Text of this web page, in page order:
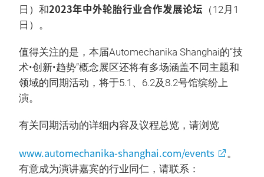
日）和2023年中外轮胎行业合作发展论坛 （12月1
日）。
值得关注的是，本届Automechanika Shanghai的“技
术•创新•趋势”概念展区还将有多场涵盖不同主题和
领域的同期活动，将于5.1、6.2及8.2号馆缤纷上
演。
有关同期活动的详细内容及议程总览，请浏览
www.automechanika-shanghai.com/events
。
有意成为演讲嘉宾的行业同仁，请联系：